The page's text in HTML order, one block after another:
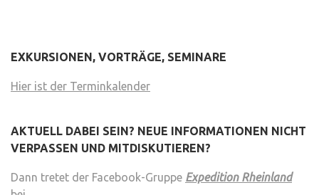
EXKURSIONEN, VORTRÄGE, SEMINARE
Hier ist der Terminkalender
AKTUELL DABEI SEIN? NEUE INFORMATIONEN NICHT
VERPASSEN UND MITDISKUTIEREN?
Dann tretet der Facebook-Gruppe Expedition Rheinland